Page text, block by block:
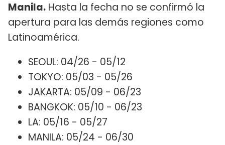
Manila. Hasta la fecha no se confirmó la
apertura para las demás regiones como
Latinoamérica.
SEOUL: 04/26 - 05/12
TOKYO: 05/03 - 05/26
JAKARTA: 05/09 - 06/23
BANGKOK: 05/10 - 06/23
LA: 05/16 - 05/27
MANILA: 05/24 - 06/30